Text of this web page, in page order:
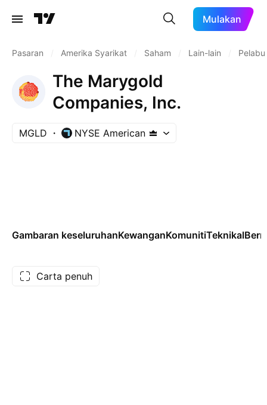
Mulakan
Pasaran Amerika Syarikat Saham Lain-lain
The Marygold
Companies, Inc.
MGLD NYSE American
Gambaran keseluruhanKewanganKomunitiTeknikal
Carta penuh